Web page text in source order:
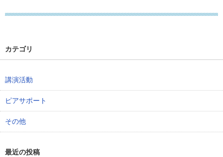
カテゴリ
講演活動
ピアサポート
その他
最近の投稿